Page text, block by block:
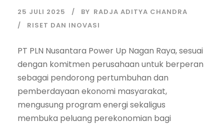
25 JULI 2025 BY RADJA ADITYA CHANDRA
RISET DAN INOVASI
PT PLN Nusantara Power Up Nagan Raya, sesuai
dengan komitmen perusahaan untuk berperan
sebagai pendorong pertumbuhan dan
pemberdayaan ekonomi masyarakat,
mengusung program energi sekaligus
membuka peluang perekonomian bagi